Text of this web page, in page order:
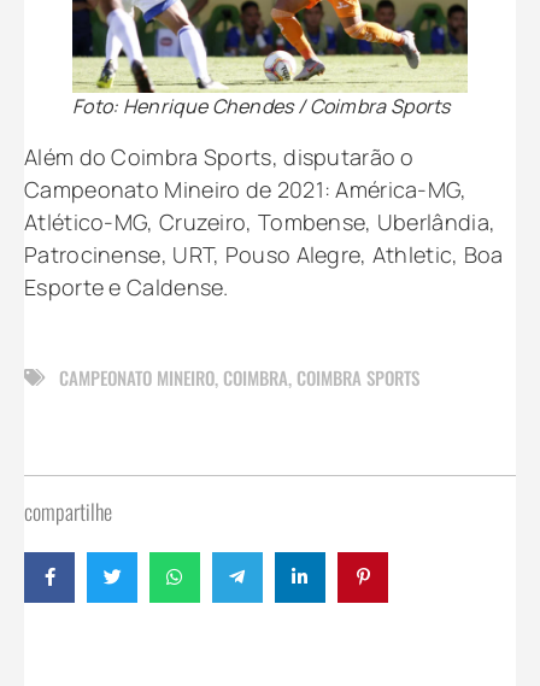
Foto: Henrique Chendes / Coimbra Sports
Além do Coimbra Sports, disputarão o
Campeonato Mineiro de 2021: América-MG,
Atlético-MG, Cruzeiro, Tombense, Uberlândia,
Patrocinense, URT, Pouso Alegre, Athletic, Boa
Esporte e Caldense.
CAMPEONATO MINEIRO, COIMBRA, COIMBRA SPORTS
compartilhe